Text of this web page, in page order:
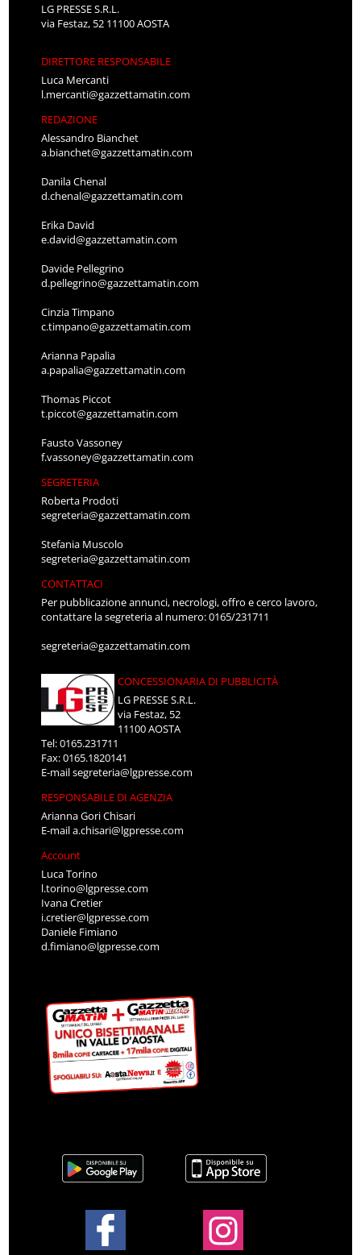
LG PRESSE S.R.L.
via Festaz, 52 11100 AOSTA
DIRETTORE RESPONSABILE
Luca Mercanti
l.mercanti@gazzettamatin.com
REDAZIONE
Alessandro Bianchet
a.bianchet@gazzettamatin.com
Danila Chenal
d.chenal@gazzettamatin.com
Erika David
e.david@gazzettamatin.com
Davide Pellegrino
d.pellegrino@gazzettamatin.com
Cinzia Timpano
c.timpano@gazzettamatin.com
Arianna Papalia
a.papalia@gazzettamatin.com
Thomas Piccot
t.piccot@gazzettamatin.com
Fausto Vassoney
f.vassoney@gazzettamatin.com
SEGRETERIA
Roberta Prodoti
segreteria@gazzettamatin.com
Stefania Muscolo
segreteria@gazzettamatin.com
CONTATTACI
Per pubblicazione annunci, necrologi, offro e cerco lavoro,
contattare la segreteria al numero: 0165/231711
segreteria@gazzettamatin.com
CONCESSIONARIA DI PUBBLICITÀ
LG PRESSE S.R.L.
via Festaz, 52
11100 AOSTA
Tel: 0165.231711
Fax: 0165.1820141
E-mailsegreteria@lgpresse.com
RESPONSABILE DI AGENZIA
Arianna Gori Chisari
E-maila.chisari@lgpresse.com
Account
Luca Torino
l.torino@lgpresse.com
Ivana Cretier
i.cretier@lgpresse.com
Daniele Fimiano
d.fimiano@lgpresse.com